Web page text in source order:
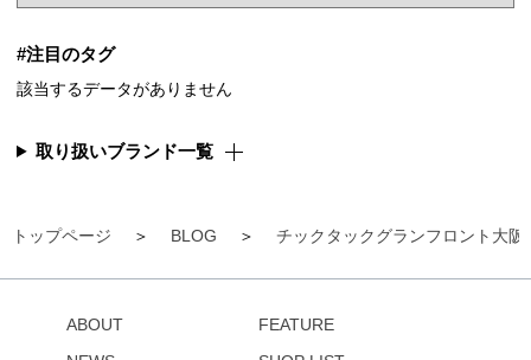
トップページ BLOG チックタックグランフロント大阪
#注目のタグ
該当するデータがありません
取り扱いブランド一覧
ABOUT
FEATURE